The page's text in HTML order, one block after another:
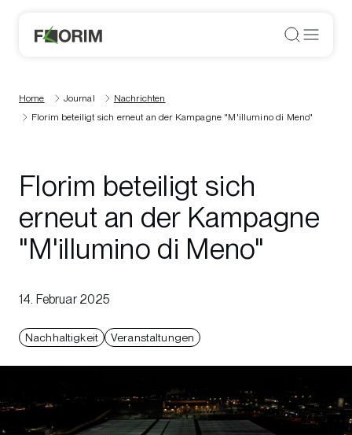
Home Journal
Nachrichten
Florim beteiligt sich erneut an der Kampagne "M'illumino di Meno"
Florim beteiligt sich
erneut an der Kampagne
"M'illumino di Meno"
14. Februar 2025
Nachhaltigkeit Veranstaltungen